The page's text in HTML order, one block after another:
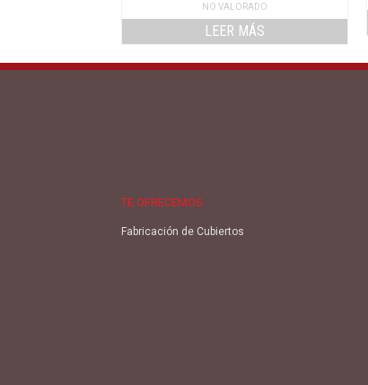
NO VALORADO
LEER MÁS
TE OFRECEMOS
Fabricación de Cubiertos